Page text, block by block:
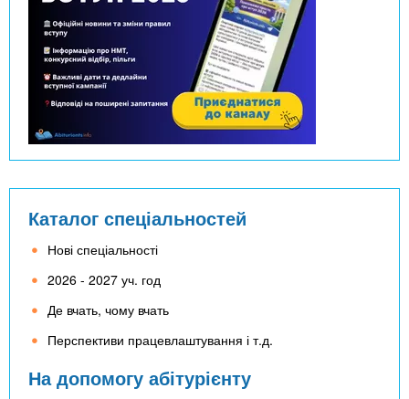
Каталог спеціальностей
Нові спеціальності
2026 - 2027 уч. год
Де вчать, чому вчать
Перспективи працевлаштування і т.д.
На допомогу абітурієнту